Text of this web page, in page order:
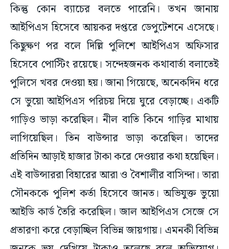
কিন্তু কোন ব্যাচের বলতে পারেনি। তখন জানায়
আইপিএস হিসেবে আয়কর দপ্তরে ডেপুটেশনে এসেছে।
কিছুক্ষণ পর বলে দিল্লি পুলিশে আইপিএস অফিসার
হিসেবে পোস্টিং রয়েছে। সন্দেহজনক কথাবার্তা বলাতেই
পুলিসে খবর দেওয়া হয়। জানা গিয়েছে, অনেকদিন ধরে
সে ভুয়ো আইপিএস পরিচয় দিয়ে ঘুরে বেড়াচ্ছে। একটি
গাড়িও ভাড়া করেছিল। নীল বাতি কিনে গাড়ির মাথায়
লাগিয়েছিল। তিন বাউন্সার ভাড়া করেছিল। তাদের
প্রতিদিন আড়াই হাজার টাকা করে দেওয়ার কথা হয়েছিল।
এই বাউন্সাররা বিহারের আরা ও বৈশালীর বাসিন্দা। তারা
সৌনককে পুলিশ কর্তা হিসেবে জানত। অভিযুক্ত ভুয়ো
আইডি কার্ড তৈরি করেছিল। জাল আইপিএস সেজে সে
প্রতারণা করে বেড়াচ্ছিল বিভিন্ন জায়গায়। এমনকী বিভিন্ন